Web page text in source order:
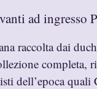
ad ingresso
raccolta dai
completa,
dell’epoca quali